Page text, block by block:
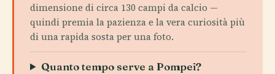
dimensione di circa 130 campi da calcio —
quindi premia la pazienza e la vera curiosità più
di una rapida sosta per una foto.
Quanto tempo serve a Pompei?